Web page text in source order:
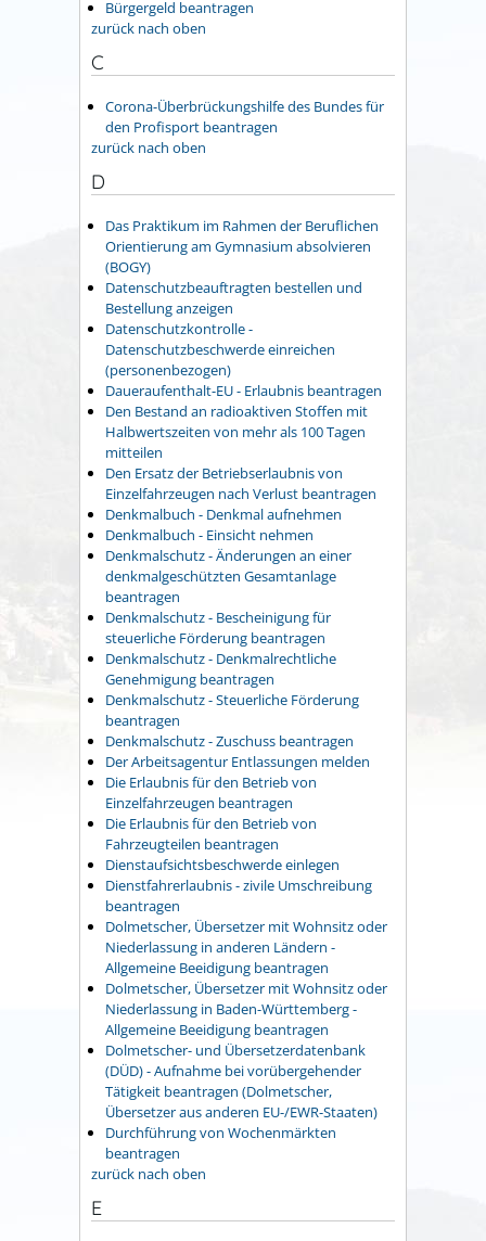
Bürgergeld beantragen
zurück nach oben
C
Corona-Überbrückungshilfe des Bundes für
den Profisport beantragen
zurück nach oben
D
Das Praktikum im Rahmen der Beruflichen
Orientierung am Gymnasium absolvieren
(BOGY)
Datenschutzbeauftragten bestellen und
Bestellung anzeigen
Datenschutzkontrolle -
Datenschutzbeschwerde einreichen
(personenbezogen)
Daueraufenthalt-EU - Erlaubnis beantragen
Den Bestand an radioaktiven Stoffen mit
Halbwertszeiten von mehr als 100 Tagen
mitteilen
Den Ersatz der Betriebserlaubnis von
Einzelfahrzeugen nach Verlust beantragen
Denkmalbuch - Denkmal aufnehmen
Denkmalbuch - Einsicht nehmen
Denkmalschutz - Änderungen an einer
denkmalgeschützten Gesamtanlage
beantragen
Denkmalschutz - Bescheinigung für
steuerliche Förderung beantragen
Denkmalschutz - Denkmalrechtliche
Genehmigung beantragen
Denkmalschutz - Steuerliche Förderung
beantragen
Denkmalschutz - Zuschuss beantragen
Der Arbeitsagentur Entlassungen melden
Die Erlaubnis für den Betrieb von
Einzelfahrzeugen beantragen
Die Erlaubnis für den Betrieb von
Fahrzeugteilen beantragen
Dienstaufsichtsbeschwerde einlegen
Dienstfahrerlaubnis - zivile Umschreibung
beantragen
Dolmetscher, Übersetzer mit Wohnsitz oder
Niederlassung in anderen Ländern -
Allgemeine Beeidigung beantragen
Dolmetscher, Übersetzer mit Wohnsitz oder
Niederlassung in Baden-Württemberg -
Allgemeine Beeidigung beantragen
Dolmetscher- und Übersetzerdatenbank
(DÜD) - Aufnahme bei vorübergehender
Tätigkeit beantragen (Dolmetscher,
Übersetzer aus anderen EU-/EWR-Staaten)
Durchführung von Wochenmärkten
beantragen
zurück nach oben
E